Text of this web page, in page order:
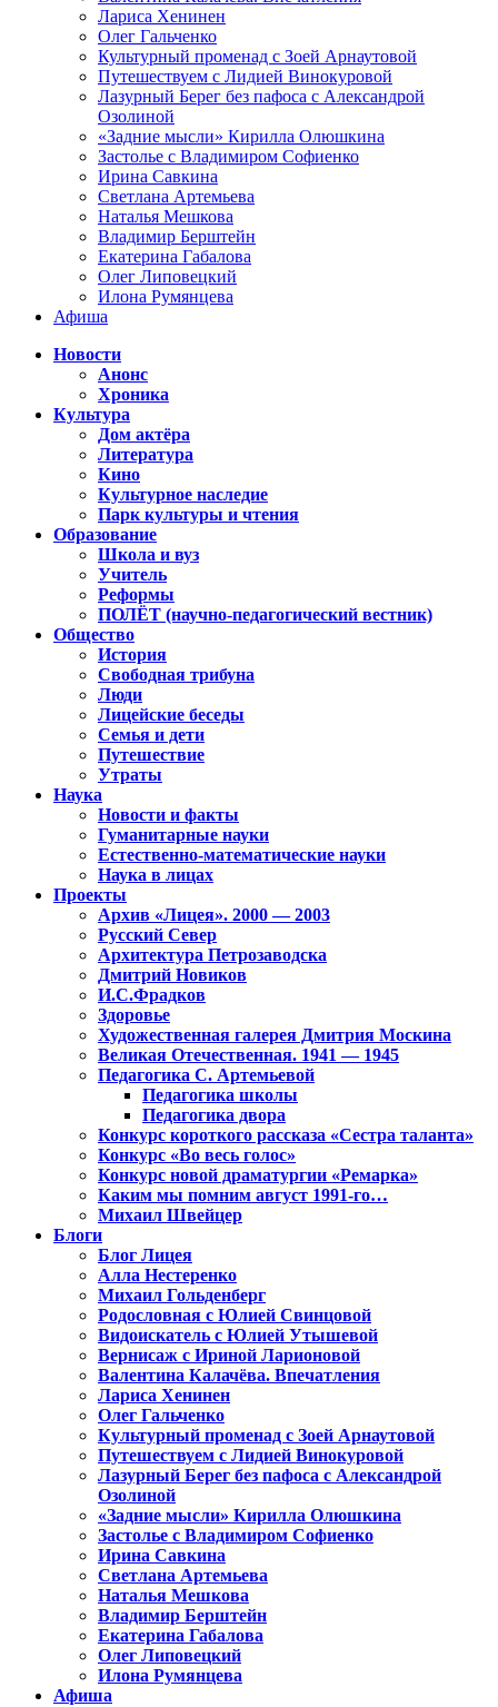
Лариса Хенинен
Олег Гальченко
Культурный променад с Зоей Арнаутовой
Путешествуем с Лидией Винокуровой
Лазурный Берег без пафоса с Александрой
Озолиной
«Задние мысли» Кирилла Олюшкина
Застолье с Владимиром Софиенко
Ирина Савкина
Светлана Артемьева
Наталья Мешкова
Владимир Берштейн
Екатерина Габалова
Олег Липовецкий
Илона Румянцева
Афиша
Новости
Анонс
Хроника
Культура
Дом актёра
Литература
Кино
Культурное наследие
Парк культуры и чтения
Образование
Школа и вуз
Учитель
Реформы
ПОЛЁТ (научно-педагогический вестник)
Общество
История
Свободная трибуна
Люди
Лицейские беседы
Семья и дети
Путешествие
Утраты
Наука
Новости и факты
Гуманитарные науки
Естественно-математические науки
Наука в лицах
Проекты
Архив «Лицея». 2000 — 2003
Русский Север
Архитектура Петрозаводска
Дмитрий Новиков
И.С.Фрадков
Здоровье
Художественная галерея Дмитрия Москина
Великая Отечественная. 1941 — 1945
Педагогика С. Артемьевой
Педагогика школы
Педагогика двора
Конкурс короткого рассказа «Сестра таланта»
Конкурс «Во весь голос»
Конкурс новой драматургии «Ремарка»
Каким мы помним август 1991-го…
Михаил Швейцер
Блоги
Блог Лицея
Алла Нестеренко
Михаил Гольденберг
Родословная с Юлией Свинцовой
Видоискатель с Юлией Утышевой
Вернисаж с Ириной Ларионовой
Валентина Калачёва. Впечатления
Лариса Хенинен
Олег Гальченко
Культурный променад с Зоей Арнаутовой
Путешествуем с Лидией Винокуровой
Лазурный Берег без пафоса с Александрой
Озолиной
«Задние мысли» Кирилла Олюшкина
Застолье с Владимиром Софиенко
Ирина Савкина
Светлана Артемьева
Наталья Мешкова
Владимир Берштейн
Екатерина Габалова
Олег Липовецкий
Илона Румянцева
Афиша